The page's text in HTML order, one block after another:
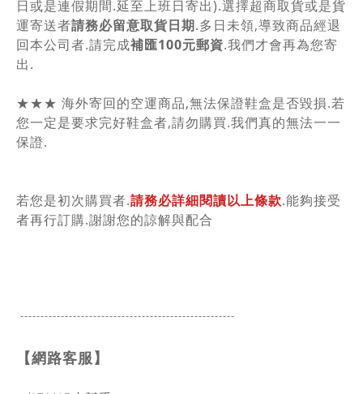
日或是連假期間.延至上班日寄出).選擇超商取貨或是貨
運寄送者請務必留意取貨日期.多日未領,導致商品經退
回本公司者.請完成補匯100元郵資.我們才會再為您寄
出.
★★★ 海外寄回的空運商品,無法保證鞋盒是否毀損.若
您一定是要求完好鞋盒者,請勿購買.我們真的無法一一
保證.
若您是初次購買者.請務必詳細閱讀以上條款.能夠接受
者再行訂購.謝謝您的諒解與配合
-----------------------------------------------------
【網路客服】